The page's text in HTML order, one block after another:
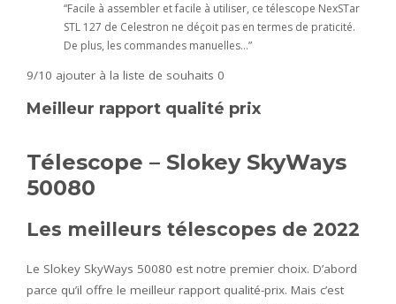
“Facile à assembler et facile à utiliser, ce télescope NexSTar
STL 127 de Celestron ne déçoit pas en termes de praticité.
De plus, les commandes manuelles…”
9/10 ajouter à la liste de souhaits 0
Meilleur rapport qualité prix
Télescope – Slokey SkyWays
50080
Les meilleurs télescopes de 2022
Le Slokey SkyWays 50080 est notre premier choix. D’abord
parce qu’il offre le meilleur rapport qualité-prix. Mais c’est